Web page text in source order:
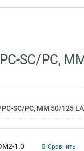
SC/PC,
SC/PC, MM 50/125
1.0 Сравнить